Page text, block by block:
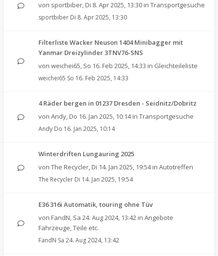
von sportbiber, Di 8. Apr 2025, 13:30 in Transportgesuche
sportbiber Di 8. Apr 2025, 13:30
Filterliste Wacker Neuson 1404 Minibagger mit
Yanmar Dreizylinder 3TNV76-SNS
von weichei65, So 16. Feb 2025, 14:33 in Gleichteileliste
weichei65 So 16. Feb 2025, 14:33
4 Räder bergen in 01237 Dresden - Seidnitz/Dobritz
von Andy, Do 16. Jan 2025, 10:14in Transportgesuche
Andy Do 16. Jan 2025, 10:14
Winterdriften Lungauring 2025
von The Recycler, Di 14. Jan 2025, 19:54in Autotreffen
The Recycler Di 14. Jan 2025, 19:54
E36 316i Automatik, touring ohne Tüv
von FandN, Sa 24. Aug 2024, 13:42 in Angebote
Fahrzeuge, Teile etc.
FandN Sa 24. Aug 2024, 13:42